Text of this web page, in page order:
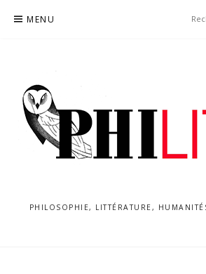
MENU
PHILOSOPHIE, LITTÉRATURE,